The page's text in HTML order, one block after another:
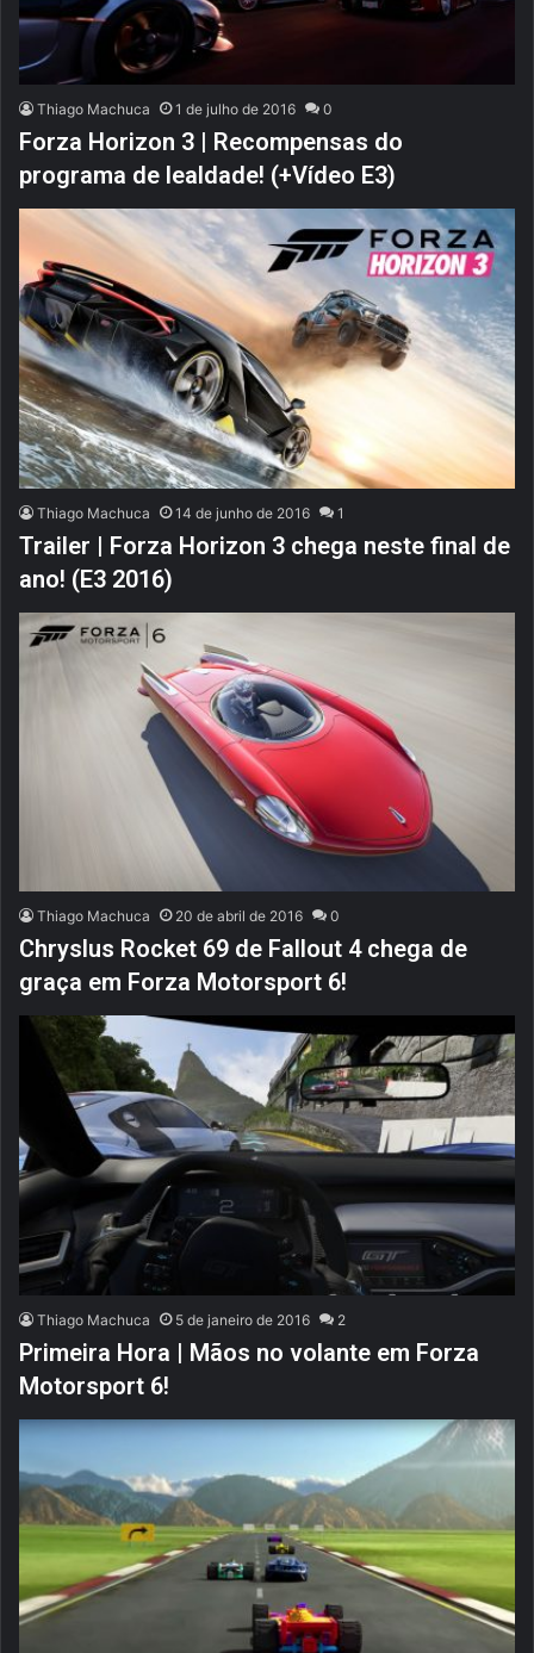
Thiago Machuca 1 de julho de 2016 0
Forza Horizon 3 | Recompensas do
programa de lealdade! (+Vídeo E3)
Thiago Machuca 14 de junho de 2016 1
Trailer | Forza Horizon 3 chega neste final de
ano! (E3 2016)
Thiago Machuca 20 de abril de 2016 0
Chryslus Rocket 69 de Fallout 4 chega de
graça em Forza Motorsport 6!
Thiago Machuca 5 de janeiro de 2016 2
Primeira Hora | Mãos no volante em Forza
Motorsport 6!